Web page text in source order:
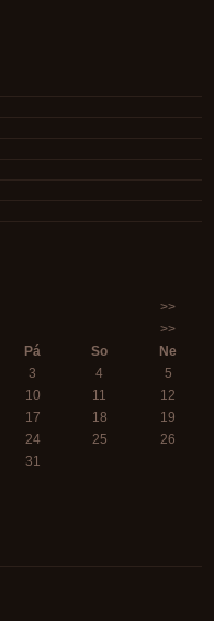
>>
>>
Pá So
Ne
3 4
5
10 11
12
17 18
19
24 25
26
31